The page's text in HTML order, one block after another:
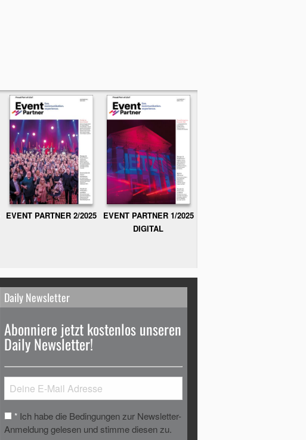
EVENT PARTNER 2/2025
EVENT PARTNER 1/2025
DIGITAL
Daily Newsletter
Abonniere jetzt kostenlos unseren
Daily Newsletter!
* Ich habe die Bedingungen zur Newsletter-
Anmeldung gelesen und stimme diesen zu.